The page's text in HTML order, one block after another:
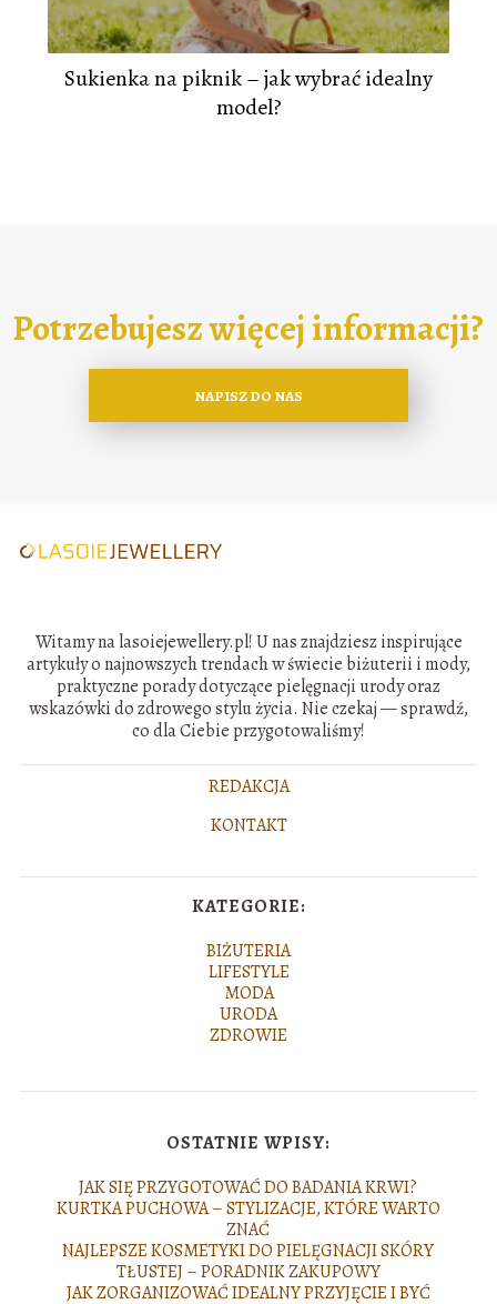
Sukienka na piknik – jak wybrać idealny
model?
Potrzebujesz więcej informacji?
NAPISZ DO NAS
Witamy na lasoiejewellery.pl! U nas znajdziesz inspirujące
artykuły o najnowszych trendach w świecie biżuterii i mody,
praktyczne porady dotyczące pielęgnacji urody oraz
wskazówki do zdrowego stylu życia. Nie czekaj — sprawdź,
co dla Ciebie przygotowaliśmy!
REDAKCJA
KONTAKT
KATEGORIE:
BIŻUTERIA
LIFESTYLE
MODA
URODA
ZDROWIE
OSTATNIE WPISY:
JAK SIĘ PRZYGOTOWAĆ DO BADANIA KRWI?
KURTKA PUCHOWA – STYLIZACJE, KTÓRE WARTO
ZNAĆ
NAJLEPSZE KOSMETYKI DO PIELĘGNACJI SKÓRY
TŁUSTEJ – PORADNIK ZAKUPOWY
JAK ZORGANIZOWAĆ IDEALNY PRZYJĘCIE I BYĆ